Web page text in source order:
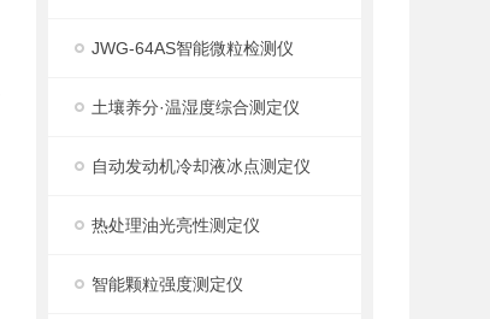
JWG-64AS智能微粒检测仪
土壤养分·温湿度综合测定仪
自动发动机冷却液冰点测定仪
热处理油光亮性测定仪
智能颗粒强度测定仪